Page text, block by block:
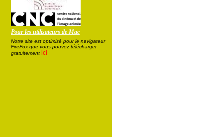
Pour les utilisateurs de Mac
Notre site est optimisé pour le navigateur
FireFox que vous pouvez télécharger
gratuitement ici